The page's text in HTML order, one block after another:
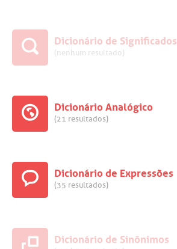
Dicionário de Significados
(nenhum resultado)
Dicionário Analógico
(21 resultados)
Dicionário de Expressões
(35 resultados)
Dicionário de Sinônimos